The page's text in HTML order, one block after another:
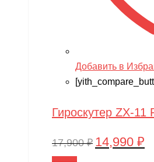
Добавить в
Гироскутер ZX-11
17,900₽ 14,990 ₽